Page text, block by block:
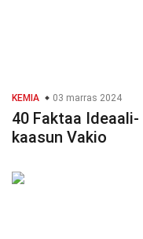
KEMIA 03 marras 2024
40 Faktaa Ideaali-
kaasun Vakio